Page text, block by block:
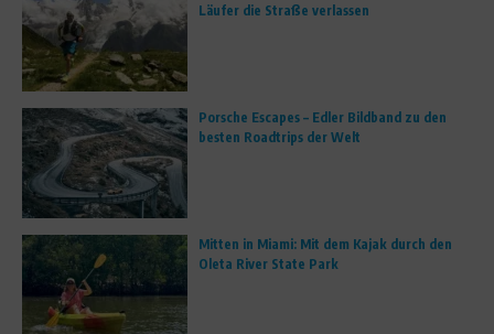
Läufer die Straße verlassen
Porsche Escapes – Edler Bildband zu den
besten Roadtrips der Welt
Mitten in Miami: Mit dem Kajak durch den
Oleta River State Park